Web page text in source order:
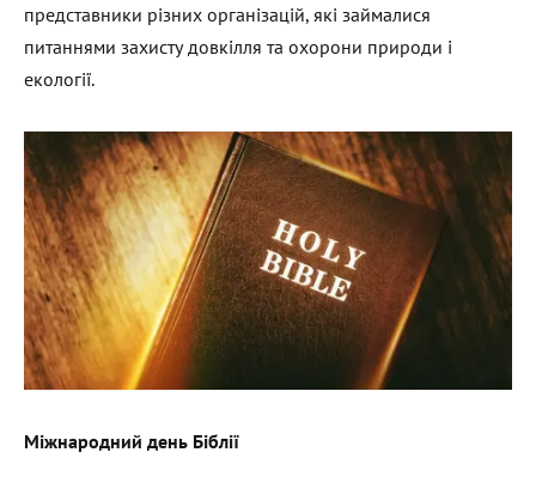
представники різних організацій, які займалися
питаннями захисту довкілля та охорони природи і
екології.
Міжнародний день Біблії